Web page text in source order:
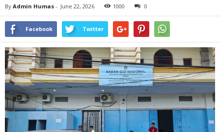
By Admin Humas - June 22, 2026 1000 0
Facebook Twitter